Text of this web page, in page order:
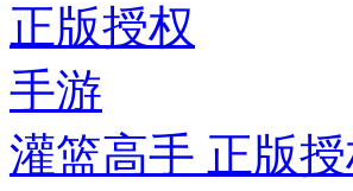
灌篮高手 正版